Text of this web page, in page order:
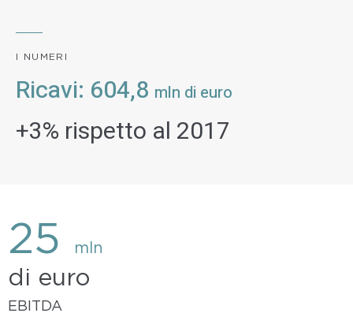
I NUMERI
Ricavi: 604,8 mln di euro
+3% rispetto al 2017
25 mln
di euro
EBITDA